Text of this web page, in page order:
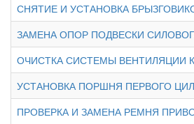
СНЯТИЕ И УСТАНОВКА
ЗАМЕНА ОПОР ПОДВЕСКИ
ОЧИСТКА СИСТЕМЫ ВЕНТИЛЯЦИИ
УСТАНОВКА ПОРШНЯ ПЕРВОГО
ПРОВЕРКА И ЗАМЕНА РЕМНЯ